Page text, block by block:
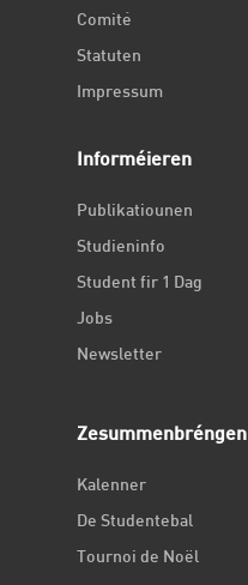
Comité
Statuten
Impressum
Informéieren
Publikatiounen
Studieninfo
Student fir 1 Dag
Jobs
Newsletter
Zesummenbréngen
Kalenner
De Studentebal
Tournoi de Noël